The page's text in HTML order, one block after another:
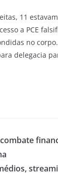
11
a PCE
no
delegacia